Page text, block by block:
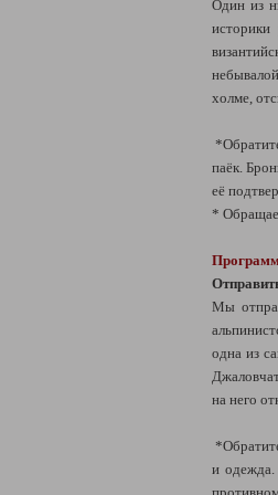
Один из
историки
холме,
паёк.
её
*
Мы
одна из
на него
и одежда.